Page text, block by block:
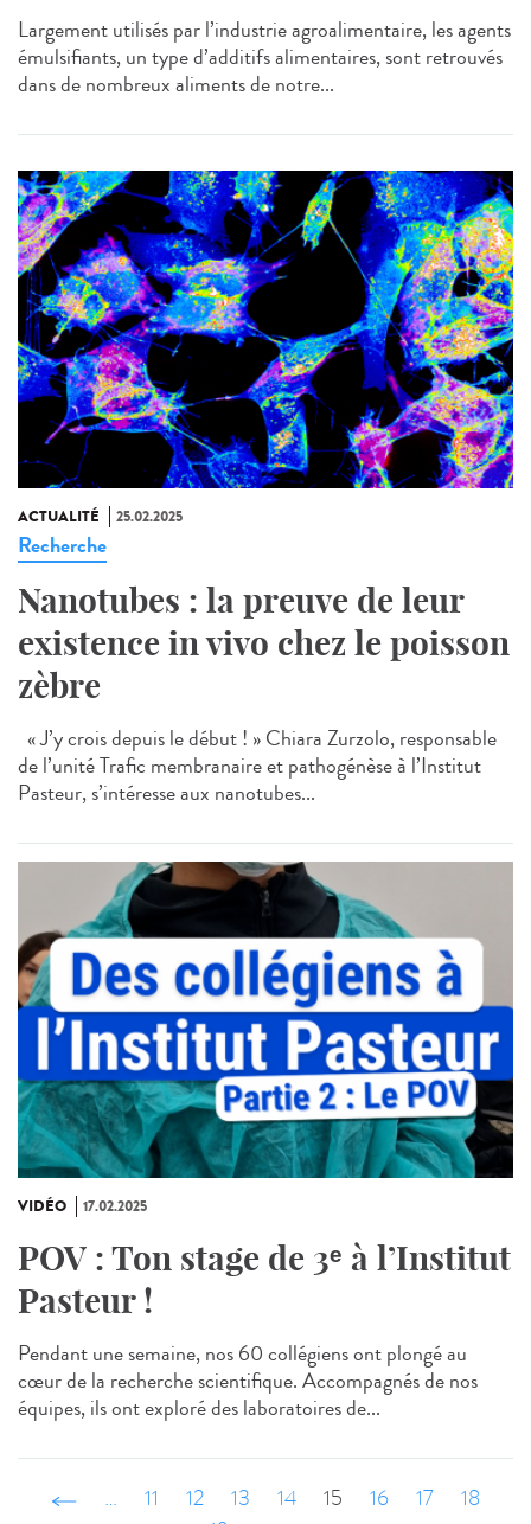
Largement utilisés par l’industrie agroalimentaire, les agents
émulsifiants, un type d’additifs alimentaires, sont retrouvés
dans de nombreux aliments de notre...
ACTUALITÉ 25.02.2025
Recherche
Nanotubes : la preuve de leur
existence in vivo chez le poisson
zèbre
« J’y crois depuis le début ! » Chiara Zurzolo, responsable
de l’unité Trafic membranaire et pathogénèse à l’Institut
Pasteur, s’intéresse aux nanotubes...
VIDÉO 17.02.2025
POV : Ton stage de 3ᵉ à l’Institut
Pasteur !
Pendant une semaine, nos 60 collégiens ont plongé au
cœur de la recherche scientifique. Accompagnés de nos
équipes, ils ont exploré des laboratoires de...
‹ précédent
… 11 12 13 14 15 16 17
18